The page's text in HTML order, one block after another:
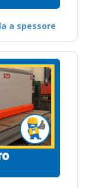
a spessore